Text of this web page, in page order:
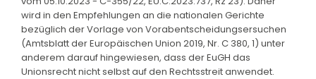
wird in den Empfehlungen an die nationalen Gerichte
bezüglich der Vorlage von Vorabentscheidungsersuchen
(Amtsblatt der Europäischen Union 2019, Nr. C 380, 1) unter
anderem darauf hingewiesen, dass der EuGH das
Unionsrecht nicht selbst auf den Rechtsstreit anwendet.